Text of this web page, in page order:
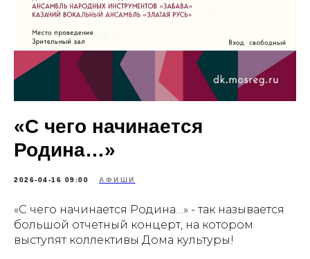
«С чего начинается
Родина…»
2026-04-16 09:00 АФИШИ
«С чего начинается Родина…» - так называется
большой отчетный концерт, на котором
выступят коллективы Дома культуры!